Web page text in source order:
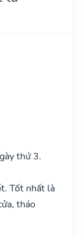
thứ 3.
Tốt nhất là
tháo